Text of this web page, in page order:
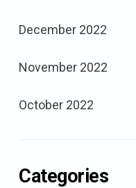
December 2022
November 2022
October 2022
Categories